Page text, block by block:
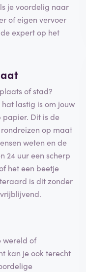
je voordelig naar
of eigen vervoer
expert op het
of stad?
lastig is om jouw
papier. Dit is de
op maat
weten en de
24 uur een scherp
het een beetje
is dit zonder
wereld of
kan je ook terecht